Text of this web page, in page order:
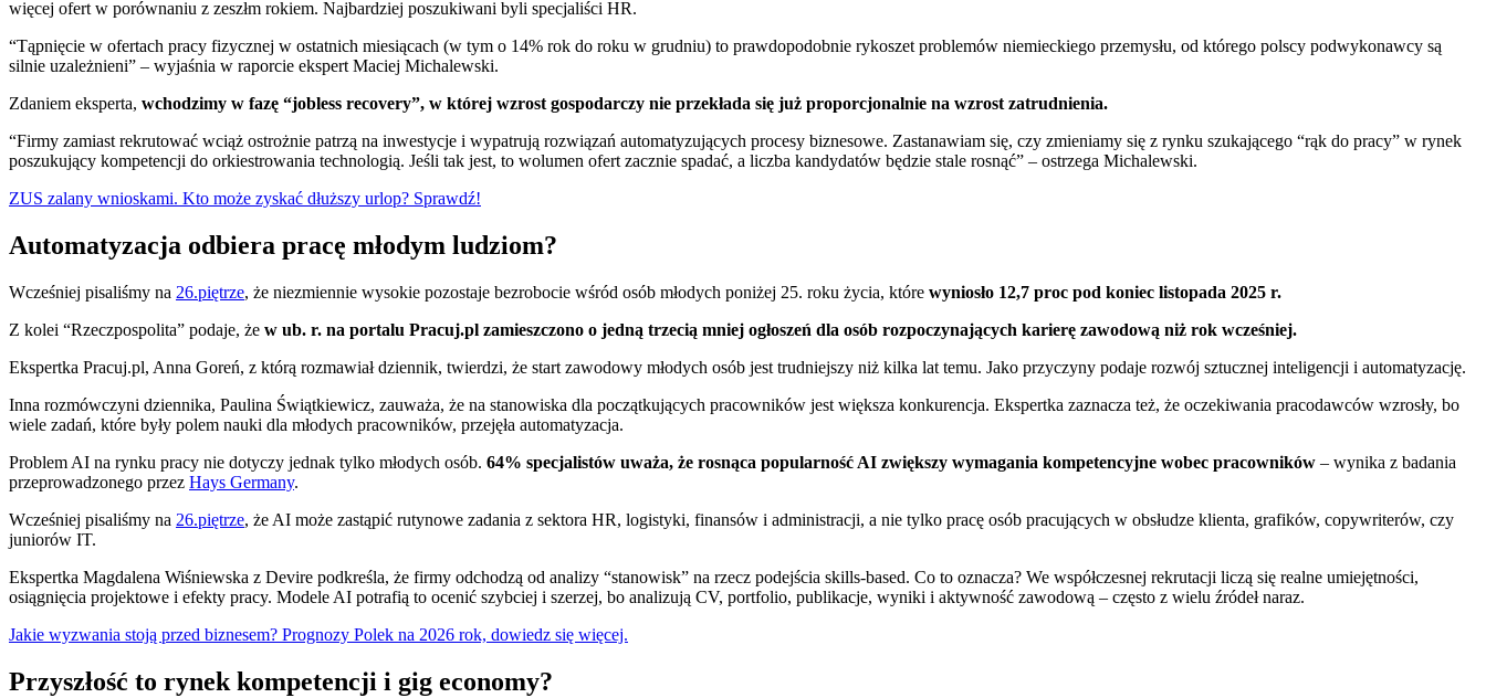
więcej ofert w porównaniu z zeszłm rokiem. Najbardziej poszukiwani byli specjaliści HR.
“Tąpnięcie w ofertach pracy fizycznej w ostatnich miesiącach (w tym o 14% rok do roku w grudniu) to prawdopodobnie rykoszet problemów niemieckiego przemysłu, od którego polscy podwykonawcy są
silnie uzależnieni” – wyjaśnia w raporcie ekspert Maciej Michalewski.
Zdaniem eksperta, wchodzimy w fazę “jobless recovery”, w której wzrost gospodarczy nie przekłada się już proporcjonalnie na wzrost zatrudnienia.
“Firmy zamiast rekrutować wciąż ostrożnie patrzą na inwestycje i wypatrują rozwiązań automatyzujących procesy biznesowe. Zastanawiam się, czy zmieniamy się z rynku szukającego “rąk do pracy” w rynek
poszukujący kompetencji do orkiestrowania technologią. Jeśli tak jest, to wolumen ofert zacznie spadać, a liczba kandydatów będzie stale rosnąć” – ostrzega Michalewski.
ZUS zalany wnioskami. Kto może zyskać dłuższy urlop? Sprawdź!
Automatyzacja odbiera pracę młodym ludziom?
Wcześniej pisaliśmy na 26.piętrze, że niezmiennie wysokie pozostaje bezrobocie wśród osób młodych poniżej 25. roku życia, które wyniosło 12,7 proc pod koniec listopada 2025 r.
Z kolei “Rzeczpospolita” podaje, że w ub. r. na portalu Pracuj.pl zamieszczono o jedną trzecią mniej ogłoszeń dla osób rozpoczynających karierę zawodową niż rok wcześniej.
Ekspertka Pracuj.pl, Anna Goreń, z którą rozmawiał dziennik, twierdzi, że start zawodowy młodych osób jest trudniejszy niż kilka lat temu. Jako przyczyny podaje rozwój sztucznej inteligencji i automatyzację.
Inna rozmówczyni dziennika, Paulina Świątkiewicz, zauważa, że na stanowiska dla początkujących pracowników jest większa konkurencja. Ekspertka zaznacza też, że oczekiwania pracodawców wzrosły, bo
wiele zadań, które były polem nauki dla młodych pracowników, przejęła automatyzacja.
Problem AI na rynku pracy nie dotyczy jednak tylko młodych osób. 64% specjalistów uważa, że rosnąca popularność AI zwiększy wymagania kompetencyjne wobec pracowników – wynika z badania
przeprowadzonego przez Hays Germany.
Wcześniej pisaliśmy na 26.piętrze, że AI może zastąpić rutynowe zadania z sektora HR, logistyki, finansów i administracji, a nie tylko pracę osób pracujących w obsłudze klienta, grafików, copywriterów, czy
juniorów IT.
Ekspertka Magdalena Wiśniewska z Devire podkreśla, że firmy odchodzą od analizy “stanowisk” na rzecz podejścia skills-based. Co to oznacza? We współczesnej rekrutacji liczą się realne umiejętności,
osiągnięcia projektowe i efekty pracy. Modele AI potrafią to ocenić szybciej i szerzej, bo analizują CV, portfolio, publikacje, wyniki i aktywność zawodową – często z wielu źródeł naraz.
Jakie wyzwania stoją przed biznesem? Prognozy Polek na 2026 rok, dowiedz się więcej.
Przyszłość to rynek kompetencji i gig economy?